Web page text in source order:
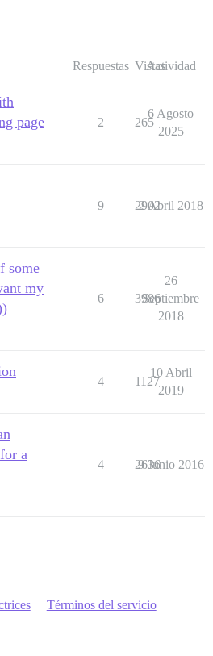
Respuestas Vistas
Actividad
page
2 265
6 Agosto
2025
9 2902
2 Abril 2018
some
my
6 3986
26
Septiembre
2018
4 1127
10 Abril
2019
a
4 2636
9 Junio 2016
Términos del servicio